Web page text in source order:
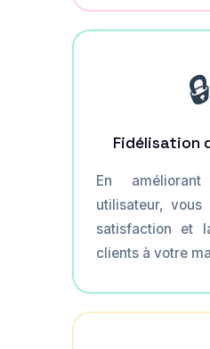
🔒
Fidélisation
En
utilisateur, vous
satisfaction et
clients à votre